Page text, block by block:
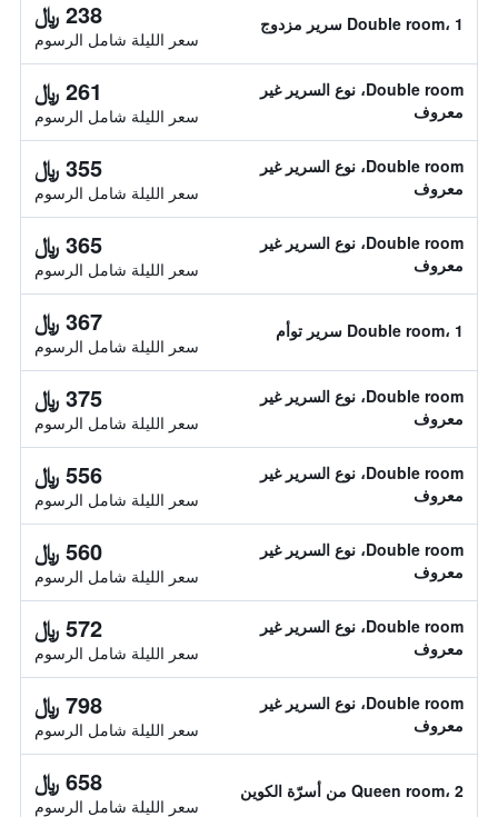
Double room، 1 سرير مزدوج 238 ﷼
سعر الليلة شامل الرسوم
Double room، نوع السرير غير
معروف
261 ﷼
سعر الليلة شامل الرسوم
Double room، نوع السرير غير
معروف
355 ﷼
سعر الليلة شامل الرسوم
Double room، نوع السرير غير
معروف
365 ﷼
سعر الليلة شامل الرسوم
Double room، 1 سرير توأم 367 ﷼
سعر الليلة شامل الرسوم
Double room، نوع السرير غير
معروف
375 ﷼
سعر الليلة شامل الرسوم
Double room، نوع السرير غير
معروف
556 ﷼
سعر الليلة شامل الرسوم
Double room، نوع السرير غير
معروف
560 ﷼
سعر الليلة شامل الرسوم
Double room، نوع السرير غير
معروف
572 ﷼
سعر الليلة شامل الرسوم
Double room، نوع السرير غير
معروف
798 ﷼
سعر الليلة شامل الرسوم
Queen room، 2 من أسرّة الكوين 658 ﷼
سعر الليلة شامل الرسوم